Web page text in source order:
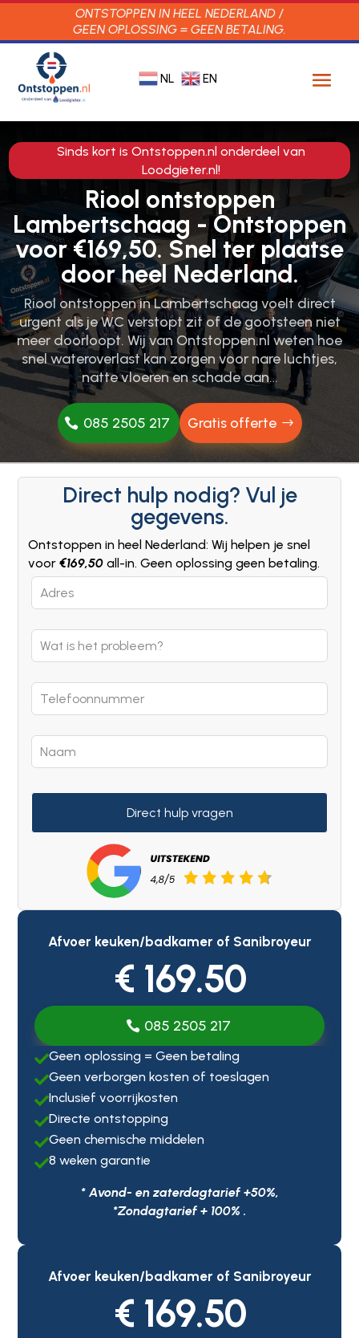
ONTSTOPPEN IN HEEL NEDERLAND /
GEEN OPLOSSING = GEEN BETALING.
NL EN
Sinds kort is Ontstoppen.nl onderdeel van
Loodgieter.nl!
Riool ontstoppen
Lambertschaag - Ontstoppen
voor €169,50. Snel ter plaatse
door heel Nederland.
Riool ontstoppen in Lambertschaag voelt direct
urgent als je WC verstopt zit of de gootsteen niet
meer doorloopt.​ Wij van Ontstoppen.​nl weten hoe
snel wateroverlast kan zorgen voor nare luchtjes,
natte vloeren en schade aan…
085 2505 217 Gratis offerte
Direct hulp nodig? Vul je
gegevens.
Ontstoppen in heel Nederland: Wij helpen je snel
voor€169,50 all-in. Geen oplossing geen betaling.
Leave
this
blank
Direct hulp vragen
Afvoer keuken/badkamer of Sanibroyeur
€ 169.50
085 2505 217
Geen oplossing = Geen betaling
Geen verborgen kosten of toeslagen
Inclusief voorrijkosten
Directe ontstopping
Geen chemische middelen
8 weken garantie
* Avond- en zaterdagtarief +50%,
*Zondagtarief + 100% .
Afvoer keuken/badkamer of Sanibroyeur
€ 169.50